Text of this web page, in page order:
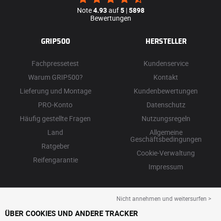
Note4.93auf5|5898
Bewertungen
GRIP500
Fachpressetest
Warum GRIP500?
Lieferung und Montage
PRO-Konto
Häufig gestellte Fragen
Land
Ratgeber
Reifengarantie
HERSTELLER
Kundenservice
Kontakt
Kundenbewertungen
Datenschutz
Nutzungsregeln
Allgemeine
Geschäftsbedingungen
Cookie-Verwaltung
Impressum
Nicht annehmen und weitersurfen >
ÜBER COOKIES UND ANDERE TRACKER